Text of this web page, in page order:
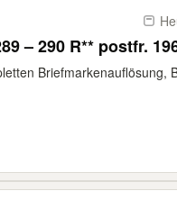
– 290 R** postfr.
Briefmarkenauflösung,